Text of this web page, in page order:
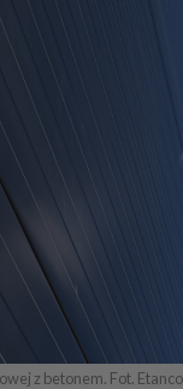
z betonem. Fot. Etanco